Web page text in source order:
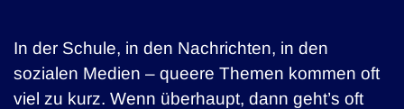
In der Schule, in den Nachrichten, in den
sozialen Medien – queere Themen kommen oft
viel zu kurz. Wenn überhaupt, dann geht’s oft